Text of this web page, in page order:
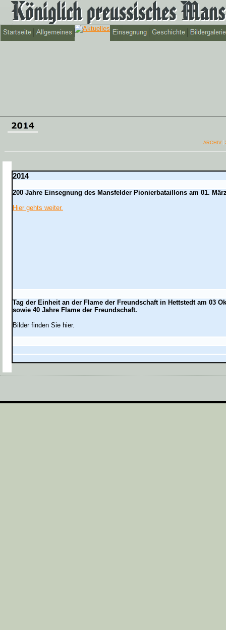
ARCHIV
2014
200 Jahre Einsegnung des Mansfelder Pionierbataillons am 01.
Hier gehts weiter.
Tag der Einheit an der Flame der Freundschaft in Hettstedt am 03
sowie 40 Jahre Flame der Freundschaft.
Bilder finden Sie hier.